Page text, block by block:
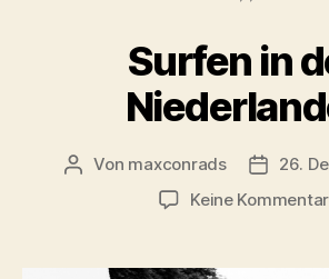
Surfen in
Beitragsautor
Von maxconrads
26.
Keine